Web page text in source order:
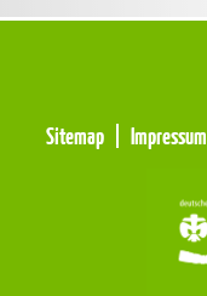
Navigation
Navigation
Sitemap Impressum